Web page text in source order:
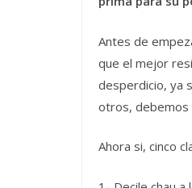
Antes de
que el mejor
desperdicio, ya
otros, debemos
Ahora si, cinco